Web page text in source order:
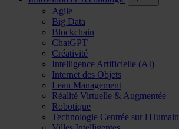
Agile
Big Data
Blockchain
ChatGPT
Créativité
Intelligence Artificielle (AI)
Internet des Objets
Lean Management
Réalité Virtuelle & Augmentée
Robotique
Technologie Centrée sur l'Humain